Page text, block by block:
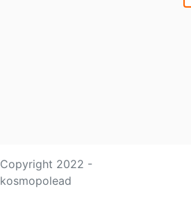
Copyright 2022 -
kosmopolead